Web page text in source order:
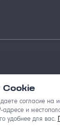
Cookie
согласие на
и
удобнее для вас.